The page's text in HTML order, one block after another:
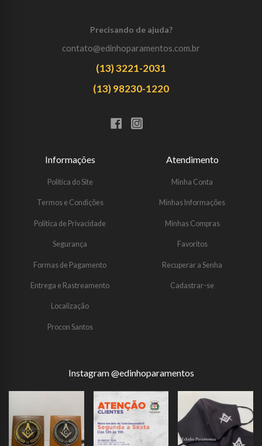
Precisando de ajuda?
contato@edinhoparamentos.com.br
(13) 3221-2031
(13) 98230-1220
Informações
Política do Site
Termos e Condições
Política de Privacidade
Segurança
Formas de Pagamento
Entrega e Rastreamento
Localização
Procon Santos
Atendimento
Minha Conta
Minhas Informações
Minhas Compras
Favoritos
Recuperar a Senha
Cadastrar-se
Instagram @edinhoparamentos